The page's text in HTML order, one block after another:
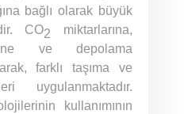
bağlı olarak büyük
CO2 miktarlarına,
ve depolama
farklı taşıma ve
uygulanmaktadır.
kullanımının